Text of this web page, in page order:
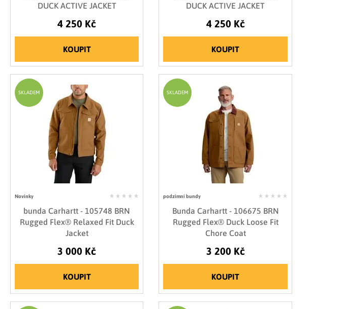
DUCK ACTIVE JACKET
4 250 Kč
KOUPIT
DUCK ACTIVE JACKET
4 250 Kč
KOUPIT
Novinky
bunda Carhartt - 105748 BRN
Rugged Flex® Relaxed Fit Duck
Jacket
3 000 Kč
KOUPIT
SKLADEM
podzimní bundy
Bunda Carhartt - 106675 BRN
Rugged Flex® Duck Loose Fit
Chore Coat
3 200 Kč
KOUPIT
SKLADEM